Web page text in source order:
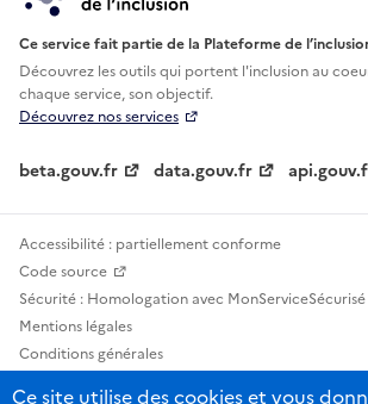
Ce service fait partie de la Plateforme de
Découvrez les outils qui portent l'inclusion au
chaque service, son objectif.
Découvrez nos services
beta.gouv.fr data.gouv.fr
Accessibilité : partiellement conforme
Code source
Sécurité : Homologation avec MonServiceSécurisé
Mentions légales
Conditions générales
Ce site utilise des cookies et vous